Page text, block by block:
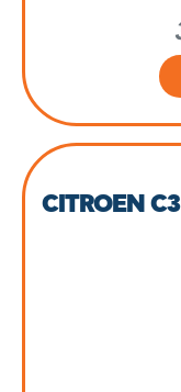
CITROEN